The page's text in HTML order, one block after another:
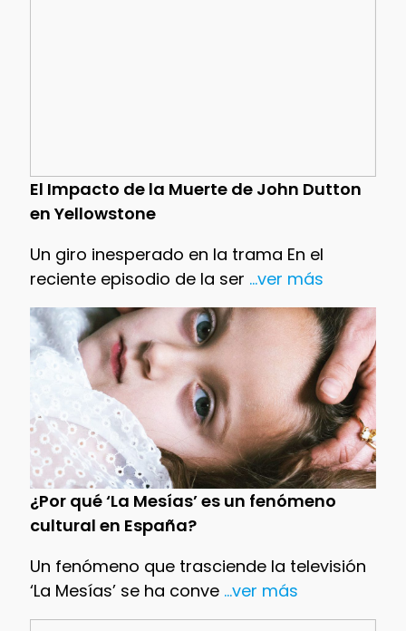
El Impacto de la Muerte de John Dutton
en Yellowstone
Un giro inesperado en la trama En el
reciente episodio de la ser ...ver más
¿Por qué ‘La Mesías’ es un fenómeno
cultural en España?
Un fenómeno que trasciende la televisión
‘La Mesías’ se ha conve...ver más